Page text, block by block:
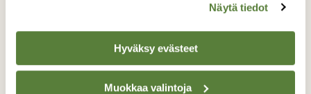
Näytä tiedot
Hyväksy evästeet
Muokkaa valintoja
TAKAISIN LISTAAN